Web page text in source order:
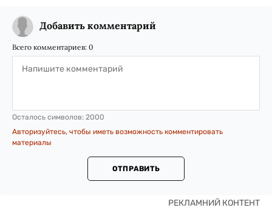
Добавить комментарий
Всего комментариев: 0
Осталось символов: 2000
Авторизуйтесь, чтобы иметь возможность комментировать
материалы
ОТПРАВИТЬ